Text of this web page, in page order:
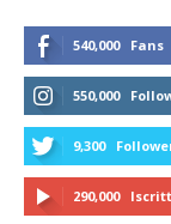
540,000 Fans
550,000
9,300
290,000